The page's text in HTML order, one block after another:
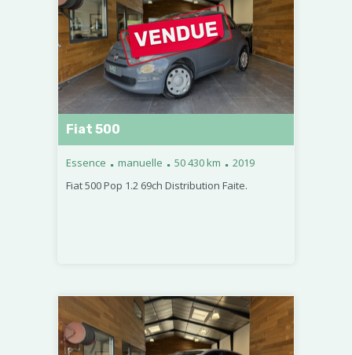
Fiat 500
Essence . manuelle . 50 430 km . 2019
Fiat 500 Pop 1.2 69ch Distribution Faite.